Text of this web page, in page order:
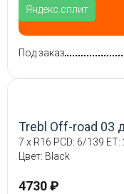
Яндекс.сплит
Под заказ
Trebl Off-road 03
7 x R16 PCD: 6/139 ET:
Цвет: Black
4730 ₽